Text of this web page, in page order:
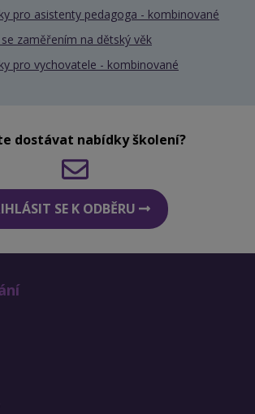
pro asistenty pedagoga - kombinované
zaměřením na dětský věk
pro vychovatele - kombinované
dostávat nabídky školení?
SE K ODBĚRU